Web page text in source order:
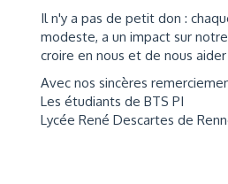
Il n'y a pas de petit don :
modeste, a un impact sur
croire en nous et de nous
Avec nos sincères
Les étudiants de BTS PI
Lycée René Descartes de